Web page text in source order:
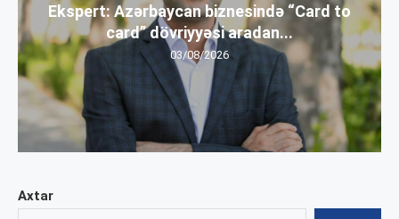
Axtar
Ekspert: Azərbaycan biznesində “Card to
card” dövriyyəsi aradan...
03/08/2026